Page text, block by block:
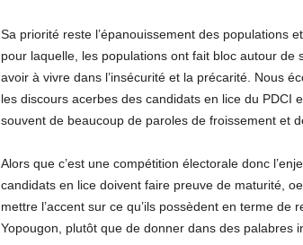
Sa priorité reste l’épanouissement des populations
pour laquelle, les populations ont fait bloc autour de
avoir à vivre dans l’insécurité et la précarité. Nous
les discours acerbes des candidats en lice du PDCI
souvent de beaucoup de paroles de froissement et
Alors que c’est une compétition électorale donc
candidats en lice doivent faire preuve de maturité,
mettre l’accent sur ce qu’ils possèdent en terme de
Yopougon, plutôt que de donner dans des palabres